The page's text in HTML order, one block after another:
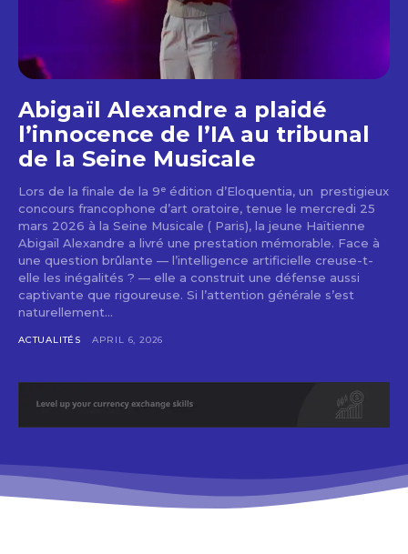
Abigaïl Alexandre a plaidé
l’innocence de l’IA au tribunal
de la Seine Musicale
Lors de la finale de la 9ᵉ édition d’Eloquentia, un prestigieux
concours francophone d’art oratoire, tenue le mercredi 25
mars 2026 à la Seine Musicale ( Paris), la jeune Haïtienne
Abigaïl Alexandre a livré une prestation mémorable. Face à
une question brûlante — l’intelligence artificielle creuse-t-
elle les inégalités ? — elle a construit une défense aussi
captivante que rigoureuse. Si l’attention générale s’est
naturellement...
ACTUALITÉS APRIL 6, 2026